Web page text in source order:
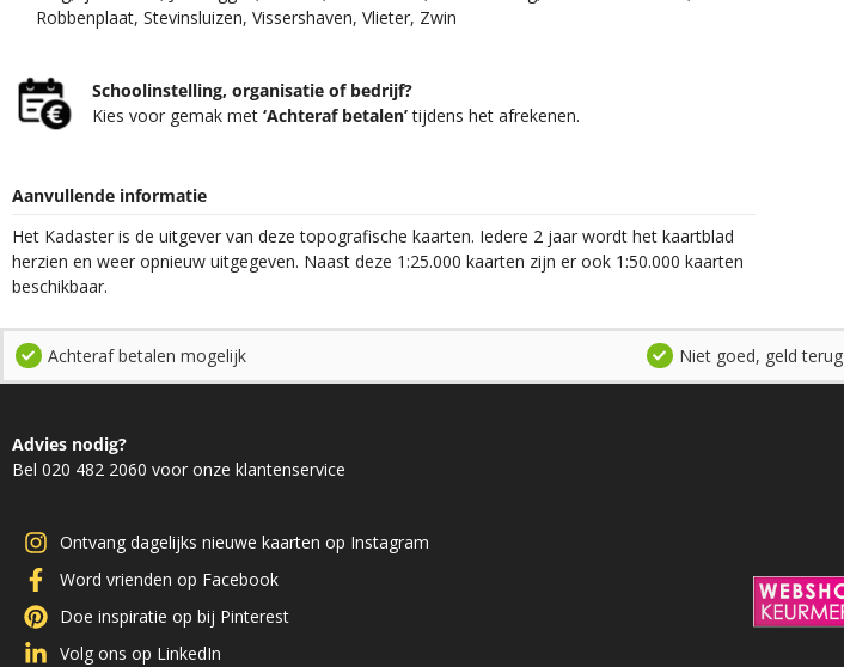
Robbenplaat, Stevinsluizen, Vissershaven, Vlieter, Zwin
Schoolinstelling, organisatie of bedrijf?
Kies voor gemak met‘Achteraf betalen’tijdens het afrekenen.
Aanvullende informatie
Het Kadaster is de uitgever van deze topografische kaarten. Iedere 2 jaar wordt het kaartblad
herzien en weer opnieuw uitgegeven. Naast deze 1:25.000 kaarten zijn er ook 1:50.000 kaarten
beschikbaar.
Achteraf betalen mogelijk Niet goed, geld terug
Advies nodig?
Bel 020 482 2060 voor onze klantenservice
Ontvang dagelijks nieuwe kaarten op Instagram
Word vrienden op Facebook
Doe inspiratie op bij Pinterest
Volg ons op LinkedIn